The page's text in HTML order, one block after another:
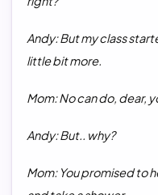
Andy: But my class
little bit more.
Mom: No can do, dear,
Andy: But.. why?
Mom: You promised to